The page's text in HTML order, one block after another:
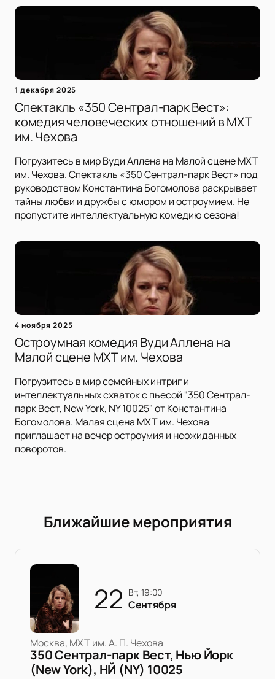
1 декабря 2025
Спектакль «350 Сентрал-парк Вест»:
комедия человеческих отношений в МХТ
им. Чехова
Погрузитесь в мир Вуди Аллена на Малой сцене МХТ
им. Чехова. Спектакль «350 Сентрал-парк Вест» под
руководством Константина Богомолова раскрывает
тайны любви и дружбы с юмором и остроумием. Не
пропустите интеллектуальную комедию сезона!
4 ноября 2025
Остроумная комедия Вуди Аллена на
Малой сцене МХТ им. Чехова
Погрузитесь в мир семейных интриг и
интеллектуальных схваток с пьесой "350 Сентрал-
парк Вест, New York, NY 10025" от Константина
Богомолова. Малая сцена МХТ им. Чехова
приглашает на вечер остроумия и неожиданных
поворотов.
Ближайшие мероприятия
22 вт, 19:00
Сентября
Москва, МХТ им. А. П. Чехова
350 Сентрал-парк Вест, Нью Йорк
(New York), НЙ (NY) 10025